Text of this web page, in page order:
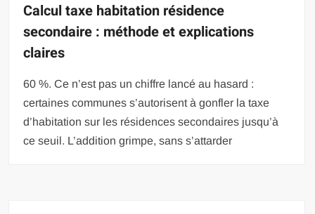
Calcul taxe habitation résidence
secondaire : méthode et explications
claires
60 %. Ce n’est pas un chiffre lancé au hasard :
certaines communes s’autorisent à gonfler la taxe
d’habitation sur les résidences secondaires jusqu’à
ce seuil. L’addition grimpe, sans s’attarder